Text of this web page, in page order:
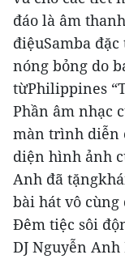
đáo là âm
điệuSamba
nóng bỏng do
từPhilippines
Phần âm nhạc
màn trình diễn
diện hình ảnh
Anh đã
bài hát vô cùng
Đêm tiệc sôi
DJ Nguyễn